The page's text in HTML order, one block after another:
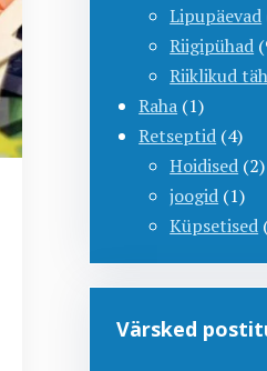
Lipupäevad
Riigipühad
Riiklikud
Raha (1)
Retseptid (4)
Hoidised (2)
joogid (1)
Küpsetised
Värsked